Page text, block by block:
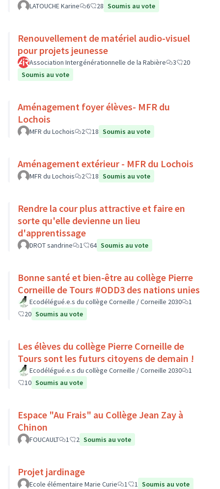
LATOUCHE Karine 6 28 Soumis au vote
Renouvellement de matériel audio-visuel
pour projets jeunesse
Association Intergénérationnelle de la Rabière 3
20
Soumis au vote
Aménagement foyer élèves- MFR du
Lochois
MFR du Lochois 2 18 Soumis au vote
Aménagement extérieur - MFR du Lochois
MFR du Lochois 2 18 Soumis au vote
Rendre la cour plus attractive et faire en
sorte qu'elle devienne un lieu
d'apprentissage
DROT sandrine 1 64 Soumis au vote
Bonne santé et bien-être au collège Pierre
Corneille de Tours #ODD3 des nations unies
Ecodélégué.e.s du collège Corneille / Corneille 2030
1
20 Soumis au vote
Les élèves du collège Pierre Corneille de
Tours sont les futurs citoyens de demain !
Ecodélégué.e.s du collège Corneille / Corneille 2030
1
10 Soumis au vote
Espace "Au Frais" au Collège Jean Zay à
Chinon
FOUCAULT 1 2 Soumis au vote
Projet jardinage
Ecole élémentaire Marie Curie 1 1 Soumis au vote